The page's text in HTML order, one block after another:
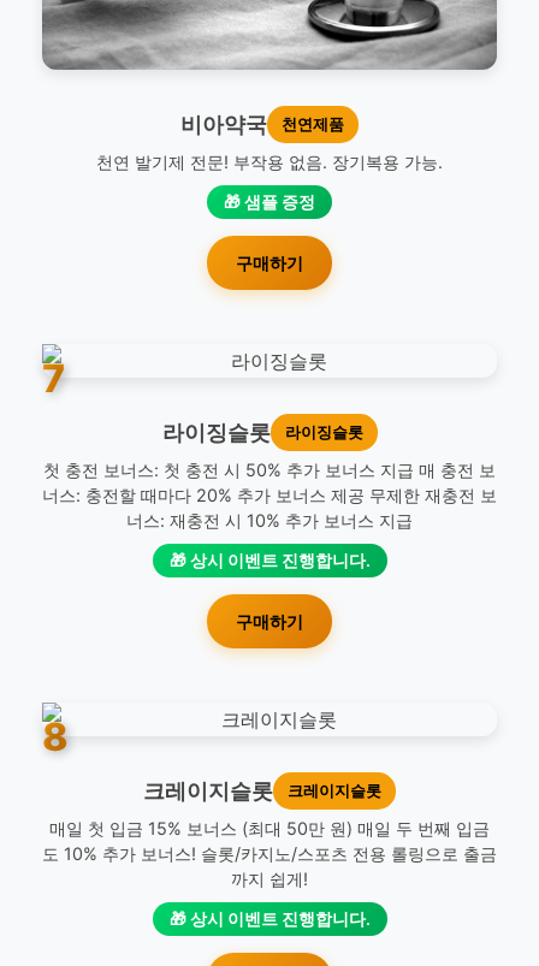
비아약국 천연제품
천연 발기제 전문! 부작용 없음. 장기복용 가능.
🎁 샘플 증정
구매하기
7
라이징슬롯 라이징슬롯
첫 충전 보너스: 첫 충전 시 50% 추가 보너스 지급 매 충전 보
너스: 충전할 때마다 20% 추가 보너스 제공 무제한 재충전 보
너스: 재충전 시 10% 추가 보너스 지급
🎁 상시 이벤트 진행합니다.
구매하기
8
크레이지슬롯 크레이지슬롯
매일 첫 입금 15% 보너스 (최대 50만 원) 매일 두 번째 입금
도 10% 추가 보너스! 슬롯/카지노/스포츠 전용 롤링으로 출금
까지 쉽게!
🎁 상시 이벤트 진행합니다.